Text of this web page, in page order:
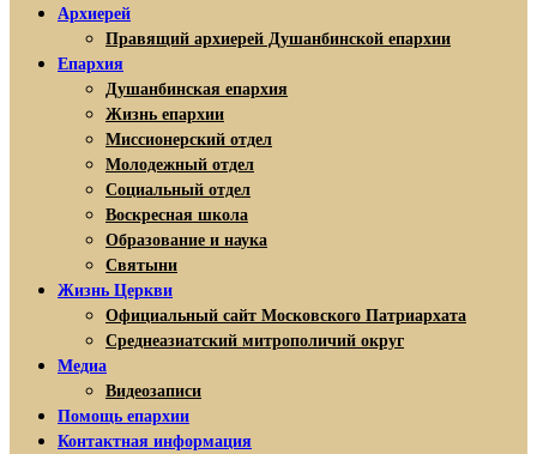
Архиерей
Правящий архиерей Душанбинской епархии
Епархия
Душанбинская епархия
Жизнь епархии
Миссионерский отдел
Молодежный отдел
Социальный отдел
Воскресная школа
Образование и наука
Святыни
Жизнь Церкви
Официальный сайт Московского Патриархата
Среднеазиатский митрополичий округ
Медиа
Видеозаписи
Помощь епархии
Контактная информация